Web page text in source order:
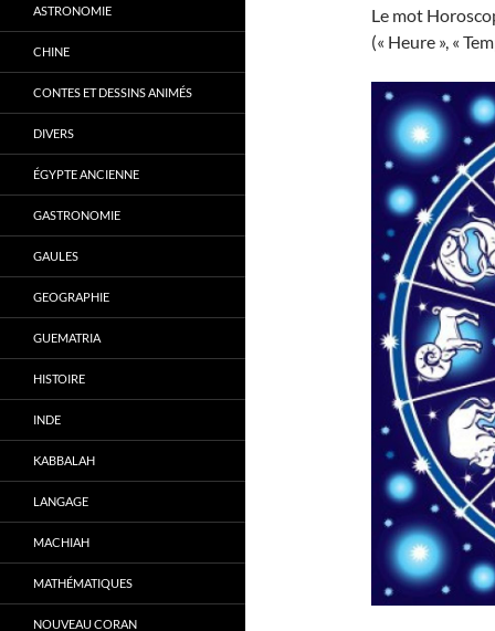
Le mot
(« Heure », «
ASTRONOMIE
CHINE
CONTES ET DESSINS ANIMÉS
DIVERS
ÉGYPTE ANCIENNE
GASTRONOMIE
GAULES
GEOGRAPHIE
GUEMATRIA
HISTOIRE
INDE
KABBALAH
LANGAGE
MACHIAH
MATHÉMATIQUES
NOUVEAU CORAN